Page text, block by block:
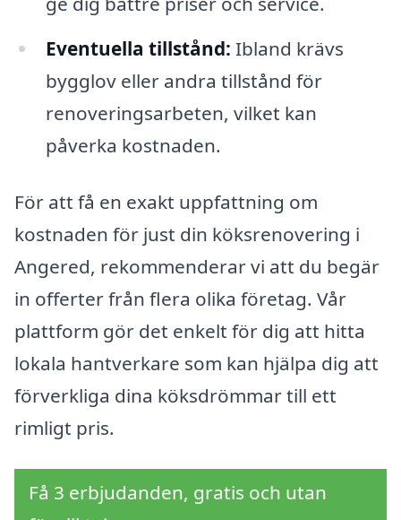
Eventuella tillstånd: Ibland krävs
bygglov eller andra tillstånd för
renoveringsarbeten, vilket kan
påverka kostnaden.
För att få en exakt uppfattning om
kostnaden för just din köksrenovering i
Angered, rekommenderar vi att du begär
in offerter från flera olika företag. Vår
plattform gör det enkelt för dig att hitta
lokala hantverkare som kan hjälpa dig att
förverkliga dina köksdrömmar till ett
rimligt pris.
Få 3 erbjudanden, gratis och utan